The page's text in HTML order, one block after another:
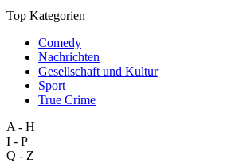
Top Kategorien
Comedy
Nachrichten
Gesellschaft und Kultur
Sport
True Crime
A - H
I - P
Q - Z